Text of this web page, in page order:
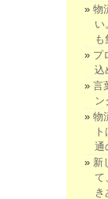
物
い
も
プ
込
言
物
通
新
て
き